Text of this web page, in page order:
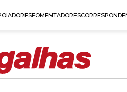
FOMENTADORES